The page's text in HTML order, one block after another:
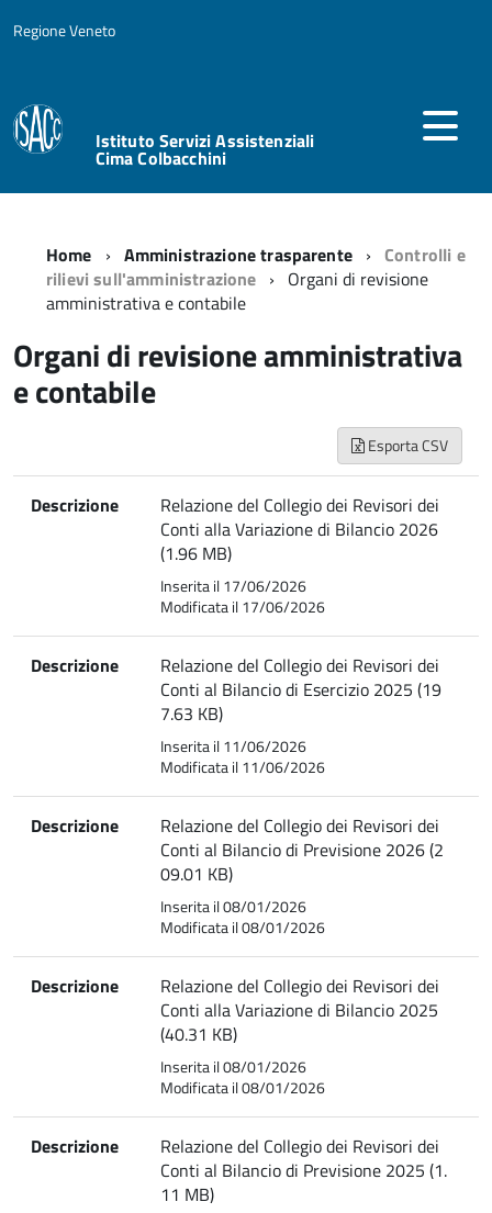
Regione Veneto
Istituto Servizi Assistenziali
Cima Colbacchini
Home Amministrazione trasparente
Controlli e
rilievi sull'amministrazione
Organi di revisione
amministrativa e contabile
Organi di revisione amministrativa
e contabile
Esporta CSV
Descrizione
Relazione del Collegio dei Revisori dei
Conti alla Variazione di Bilancio 2026
(1.96 MB)
Inserita il 17/06/2026
Modificata il 17/06/2026
Descrizione
Relazione del Collegio dei Revisori dei
Conti al Bilancio di Esercizio 2025 (19
7.63 KB)
Inserita il 11/06/2026
Modificata il 11/06/2026
Descrizione
Relazione del Collegio dei Revisori dei
Conti al Bilancio di Previsione 2026 (2
09.01 KB)
Inserita il 08/01/2026
Modificata il 08/01/2026
Descrizione
Relazione del Collegio dei Revisori dei
Conti alla Variazione di Bilancio 2025
(40.31 KB)
Inserita il 08/01/2026
Modificata il 08/01/2026
Descrizione
Relazione del Collegio dei Revisori dei
Conti al Bilancio di Previsione 2025 (1.
11 MB)